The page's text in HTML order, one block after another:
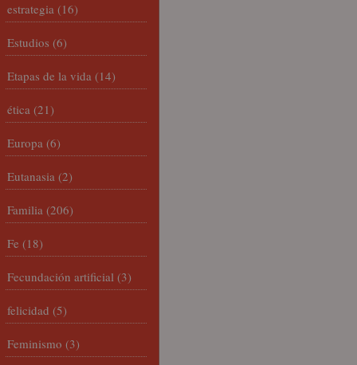
estrategia (16)
Estudios (6)
Etapas de la vida (14)
ética (21)
Europa (6)
Eutanasia (2)
Familia (206)
Fe (18)
Fecundación artificial (3)
felicidad (5)
Feminismo (3)